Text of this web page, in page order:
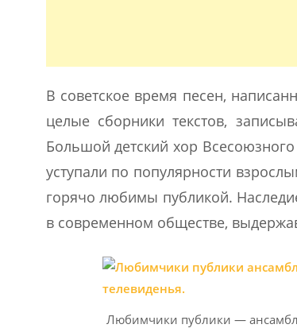
В советское время песен,
целые сборники текстов,
Большой детский хор
уступали по популярности
горячо любимы публикой.
в современном обществе,
Любимчики публики —